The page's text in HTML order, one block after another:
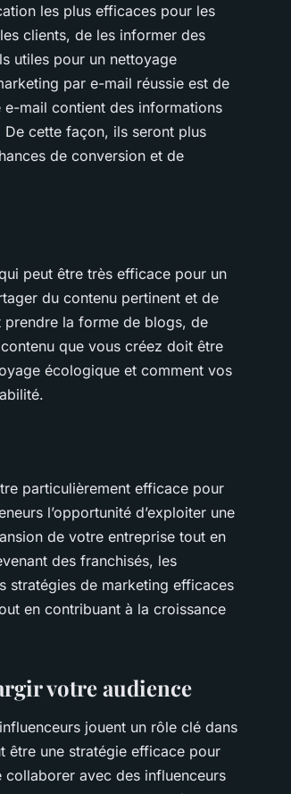
les plus efficaces pour les
clients, de les informer des
utiles pour un nettoyage
par e-mail réussie est de
mail contient des informations
cette façon, ils seront plus
de conversion et de
peut être très efficace pour un
du contenu pertinent et de
prendre la forme de blogs, de
que vous créez doit être
écologique et comment vos
particulièrement efficace pour
l’opportunité d’exploiter une
de votre entreprise tout en
des franchisés, les
stratégies de marketing efficaces
en contribuant à la croissance
votre audience
jouent un rôle clé dans
être une stratégie efficace pour
avec des influenceurs